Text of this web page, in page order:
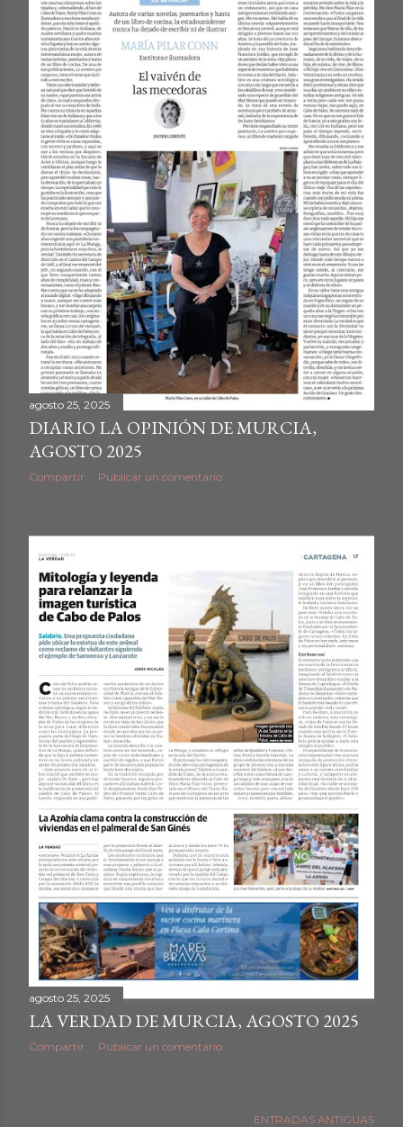
agosto 25, 2025
DIARIO LA OPINIÓN DE MURCIA,
AGOSTO 2025
Compartir Publicar un comentario
agosto 25, 2025
LA VERDAD DE MURCIA, AGOSTO 2025
Compartir Publicar un comentario
ENTRADAS ANTIGUAS